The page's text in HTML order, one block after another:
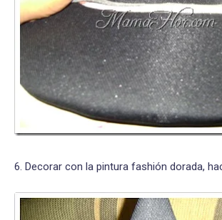
6. Decorar con la pintura fashión dorada,